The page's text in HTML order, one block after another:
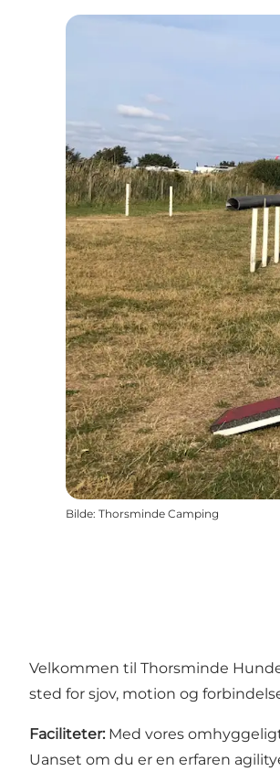
Bilde: Thorsminde Camping
Velkommen til Thorsminde
sted for sjov, motion og
Faciliteter: Med vores
Uanset om du er en erfaren